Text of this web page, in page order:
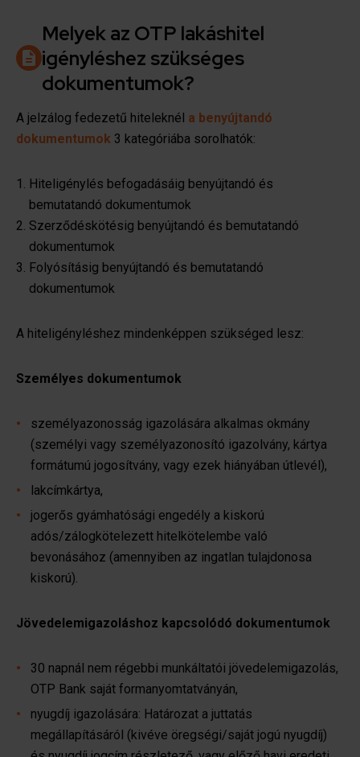
Melyek az OTP lakáshitel
igényléshez szükséges
dokumentumok?
A jelzálog fedezetű hiteleknél a benyújtandó
dokumentumok 3 kategóriába sorolhatók:
Hiteligénylés befogadásáig benyújtandó és
bemutatandó dokumentumok
Szerződéskötésig benyújtandó és bemutatandó
dokumentumok
Folyósításig benyújtandó és bemutatandó
dokumentumok
A hiteligényléshez mindenképpen szükséged lesz:
Személyes dokumentumok
személyazonosság igazolására alkalmas okmány
(személyi vagy személyazonosító igazolvány, kártya
formátumú jogosítvány, vagy ezek hiányában útlevél),
lakcímkártya,
jogerős gyámhatósági engedély a kiskorú
adós/zálogkötelezett hitelkötelembe való
bevonásához (amennyiben az ingatlan tulajdonosa
kiskorú).
Jövedelemigazoláshoz kapcsolódó dokumentumok
30 napnál nem régebbi munkáltatói jövedelemigazolás,
OTP Bank saját formanyomtatványán,
nyugdíj igazolására: Határozat a juttatás
megállapításáról (kivéve öregségi/saját jogú nyugdíj)